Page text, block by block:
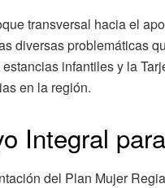
transversal hacia el
diversas problemáticas
infantiles y la
en la región.
Integral
del Plan Mujer